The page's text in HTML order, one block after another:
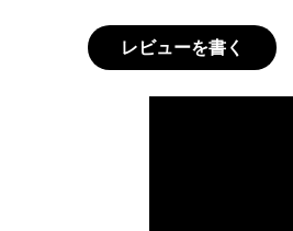
レビューを書く